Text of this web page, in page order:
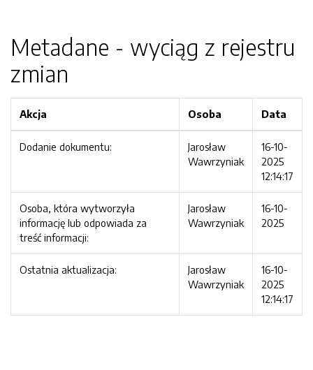
Metadane - wyciąg z rejestru
zmian
Akcja Osoba Data
Dodanie dokumentu:
Jarosław
Wawrzyniak
16-10-
2025
12:14:17
Osoba, która wytworzyła
informację lub odpowiada za
treść informacji:
Jarosław
Wawrzyniak
16-10-
2025
Ostatnia aktualizacja:
Jarosław
Wawrzyniak
16-10-
2025
12:14:17